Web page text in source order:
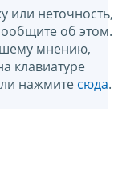
или неточность,
об этом.
мнению,
клавиатуре
нажмите сюда.